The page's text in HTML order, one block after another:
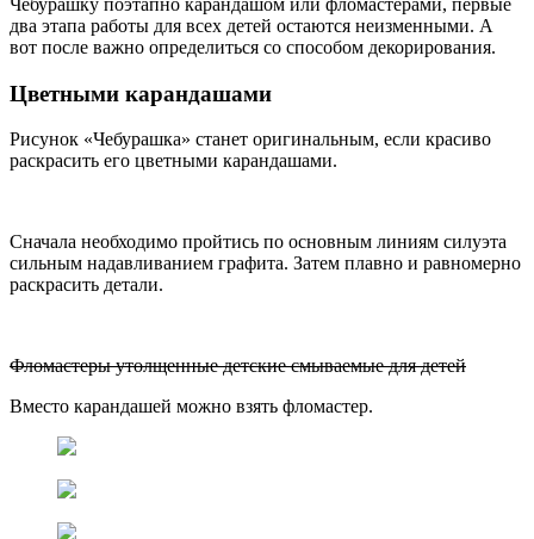
Чебурашку поэтапно карандашом или фломастерами, первые
два этапа работы для всех детей остаются неизменными. А
вот после важно определиться со способом декорирования.
Цветными карандашами
Рисунок «Чебурашка» станет оригинальным, если красиво
раскрасить его цветными карандашами.
Сначала необходимо пройтись по основным линиям силуэта
сильным надавливанием графита. Затем плавно и равномерно
раскрасить детали.
Фломастеры утолщенные детские смываемые для детей
Вместо карандашей можно взять фломастер.